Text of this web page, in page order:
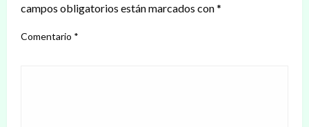
campos obligatorios están marcados con*
Comentario *